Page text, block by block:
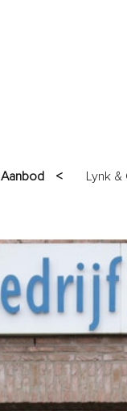
Aanbod < Lynk &